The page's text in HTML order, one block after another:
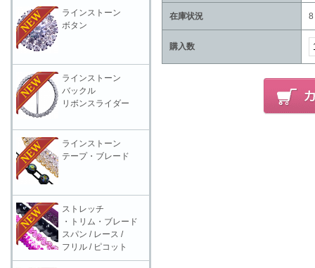
在庫状況 8
購入数
ラインストーン
ボタン
ラインストーン
バックル
リボンスライダー
ラインストーン
テープ・ブレード
ストレッチ
・トリム・ブレード
スパン / レース /
フリル / ピコット